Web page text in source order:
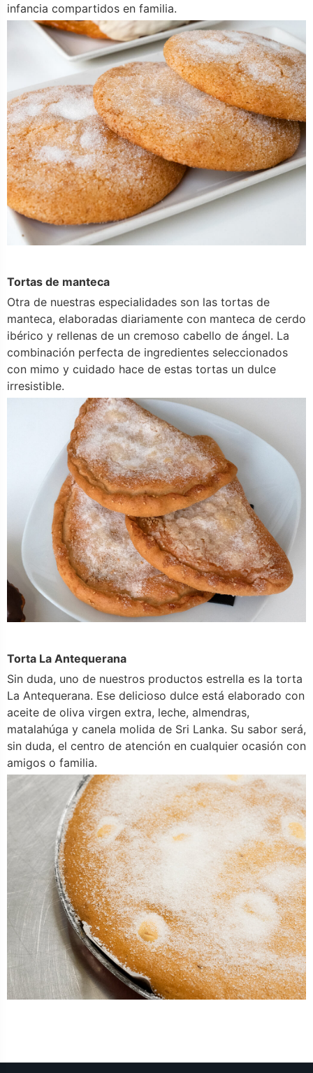
infancia compartidos en familia.
Tortas de manteca
Otra de nuestras especialidades son las tortas de
manteca, elaboradas diariamente con manteca de cerdo
ibérico y rellenas de un cremoso cabello de ángel. La
combinación perfecta de ingredientes seleccionados
con mimo y cuidado hace de estas tortas un dulce
irresistible.
Torta La Antequerana
Sin duda, uno de nuestros productos estrella es la torta
La Antequerana. Ese delicioso dulce está elaborado con
aceite de oliva virgen extra, leche, almendras,
matalahúga y canela molida de Sri Lanka. Su sabor será,
sin duda, el centro de atención en cualquier ocasión con
amigos o familia.